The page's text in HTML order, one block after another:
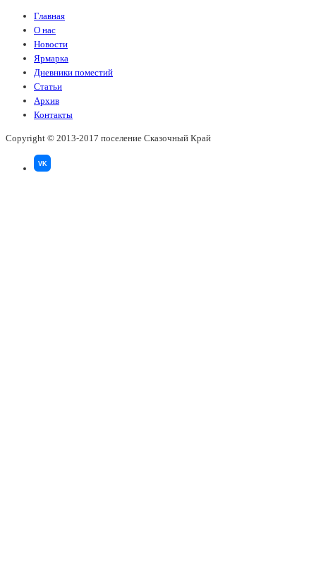
Главная
О нас
Новости
Ярмарка
Дневники поместий
Статьи
Архив
Контакты
Copyright © 2013-2017 поселение Сказочный Край
VK